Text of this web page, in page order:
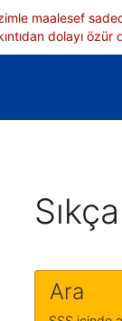
maalesef
dolayı
Ara